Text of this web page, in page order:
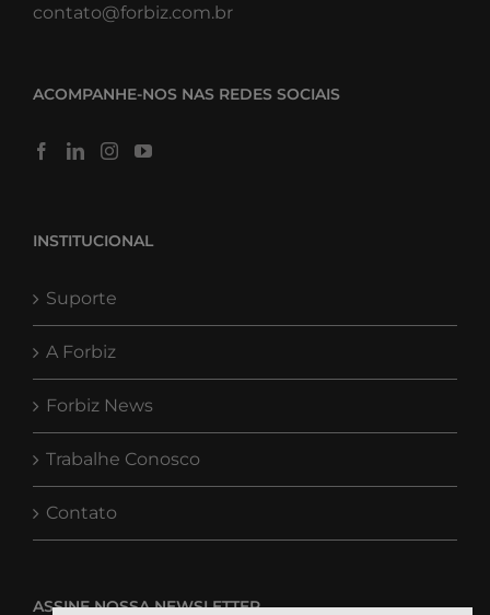
contato@forbiz.com.br
ACOMPANHE-NOS NAS REDES SOCIAIS
INSTITUCIONAL
Suporte
A Forbiz
Forbiz News
Trabalhe Conosco
Contato
ASSINE NOSSA NEWSLETTER